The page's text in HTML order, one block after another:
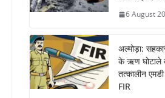
6 August
अल्मोड़ा:
के ऋण घोटाले
तत्कालीन
FIR